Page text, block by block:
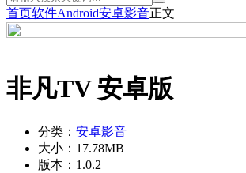
首页软件Android安卓影音正文
非凡TV 安卓版
分类： 安卓影音
大小： 17.78MB
版本： 1.0.2